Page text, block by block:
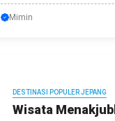
Mimin
DESTINASI POPULER JEPANG
Wisata